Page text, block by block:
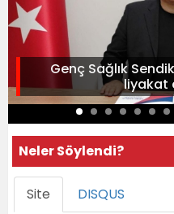
Genç Sağlık
liyakat
Neler Söylendi?
Site DISQUS